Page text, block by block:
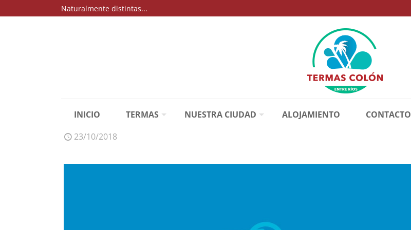
Naturalmente distintas...
INICIO TERMAS NUESTRA CIUDAD ALOJAMIENTO CONTACTO
23/10/2018